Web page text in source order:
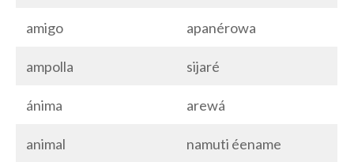
amigo apanérowa
ampolla sijaré
ánima arewá
animal namuti éename